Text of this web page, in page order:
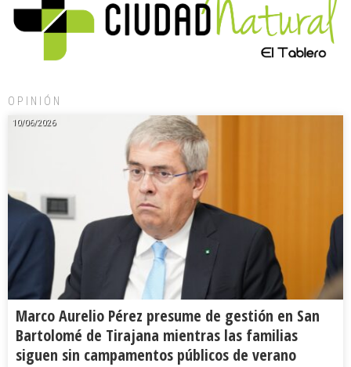
OPINIÓN
10/06/2026
Marco Aurelio Pérez presume de gestión en San
Bartolomé de Tirajana mientras las familias
siguen sin campamentos públicos de verano